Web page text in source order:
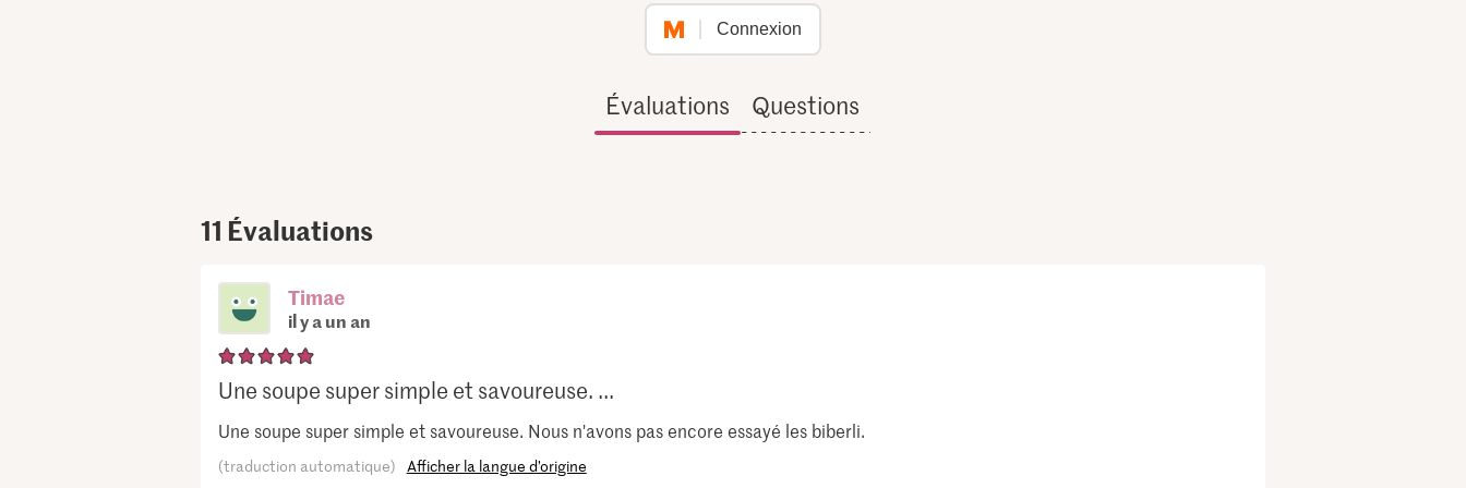
Connexion
Évaluations Questions
11 Évaluations
Timae
il y a un an
Une soupe super simple et savoureuse. ...
Une soupe super simple et savoureuse. Nous n'avons pas encore essayé les biberli.
(traduction automatique) Afficher la langue d’origine